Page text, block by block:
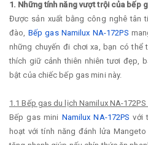
1. Những tính năng vượt trội của bếp
Được sản xuất bằng công nghê tân
đào, Bếp gas Namilux NA-172PS
những chuyến đi chơi xa, bạn có thể
thích giữ cảnh thiên nhiên tươi đẹp,
bật của chiếc bếp gas mini này.
1.1 Bếp gas du lịch Namilux NA-
Bếp gas mini Namilux NA-172PS với
hoạt với tính năng đánh lửa